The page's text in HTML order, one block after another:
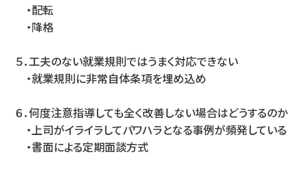
・配転
・降格
５．工夫のない就業規則ではうまく対応できない
・就業規則に非常自体条項を埋め込め
６．何度注意指導しても全く改善しない場合はどうするのか
・上司がイライラしてパワハラとなる事例が頻発している
・書面による定期面談方式